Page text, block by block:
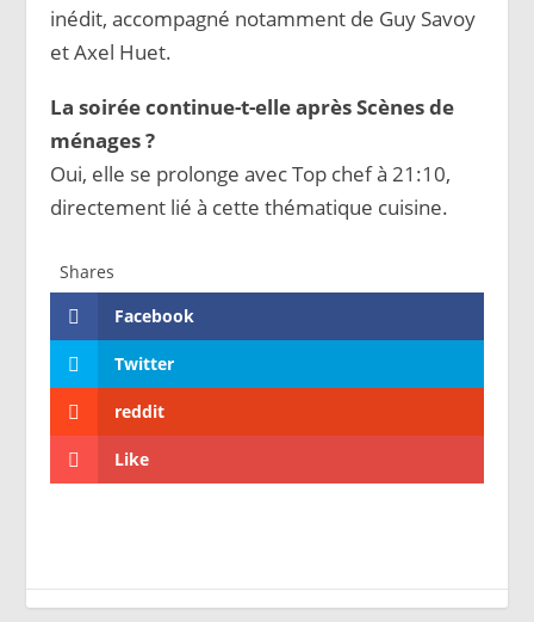
inédit, accompagné notamment de Guy Savoy
et Axel Huet.
La soirée continue-t-elle après Scènes de
ménages ?
Oui, elle se prolonge avec Top chef à 21:10,
directement lié à cette thématique cuisine.
Shares
Facebook
Twitter
reddit
Like